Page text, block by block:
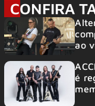
CONFIRA
ao
no
é